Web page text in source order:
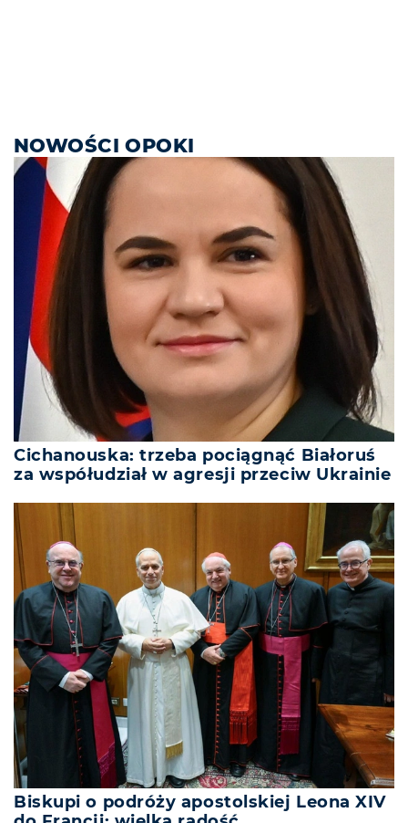
NOWOŚCI OPOKI
Cichanouska: trzeba pociągnąć Białoruś
za współudział w agresji przeciw Ukrainie
Biskupi o podróży apostolskiej Leona XIV